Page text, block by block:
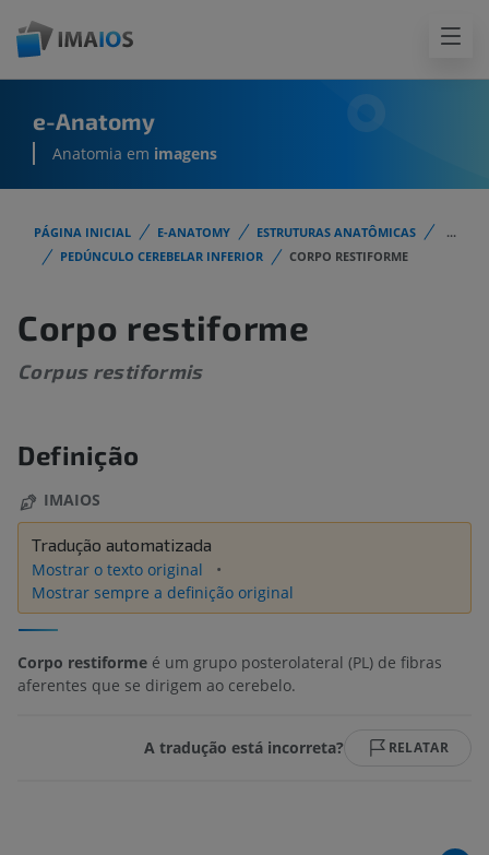
e-Anatomy
Anatomia em imagens
PÁGINA INICIAL E-ANATOMY ESTRUTURAS ANATÔMICAS
...
PEDÚNCULO CEREBELAR INFERIOR
CORPO RESTIFORME
Corpo restiforme
Corpus restiformis
Definição
IMAIOS
Tradução automatizada
Mostrar o texto original
Mostrar sempre a definição original
Corpo restiforme é um grupo posterolateral (PL) de fibras
aferentes que se dirigem ao cerebelo.
A tradução está incorreta? RELATAR